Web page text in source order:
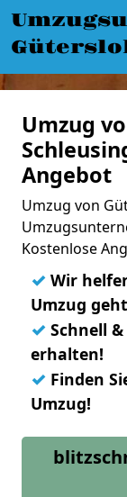
Umzug
Angebot
Umzug von
Kostenlose
✓ Wir
Umzug
✓ Schnell
erhalten!
✓ Finden
Umzug!